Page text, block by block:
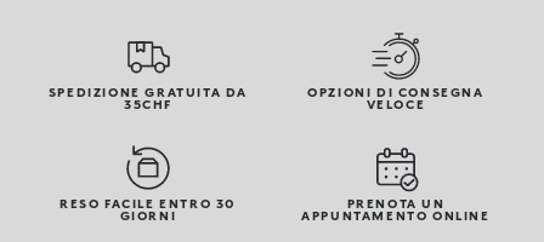
SPEDIZIONE GRATUITA DA
35CHF
OPZIONI DI CONSEGNA
VELOCE
RESO FACILE ENTRO 30
GIORNI
PRENOTA UN
APPUNTAMENTO ONLINE